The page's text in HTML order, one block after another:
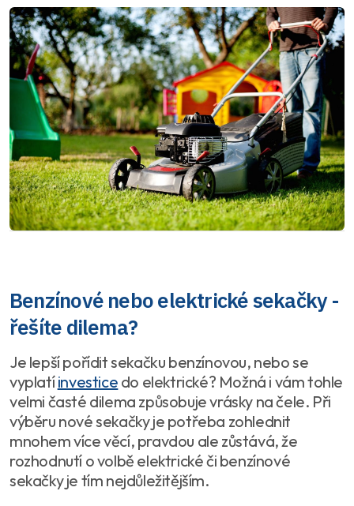
Benzínové nebo elektrické sekačky -
řešíte dilema?
Je lepší pořídit sekačku benzínovou, nebo se
vyplatíinvestice do elektrické? Možná i vám tohle
velmi časté dilema způsobuje vrásky na čele. Při
výběru nové sekačky je potřeba zohlednit
mnohem více věcí, pravdou ale zůstává, že
rozhodnutí o volbě elektrické či benzínové
sekačky je tím nejdůležitějším.